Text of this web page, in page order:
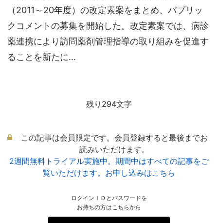
（2011～20年度）の改定素案をまとめ、パブリッ
クコメントの募集を開始した。改定素案では、病診
薬連携により訪問薬剤管理指導の取り組みを促進す
ることを新たに...
残り294文字
この記事は会員限定です。会員登録すると最後までお
読みいただけます。
2週間無料トライアル実施中。期間中はすべての記事をご
覧いただけます。お申し込みはこちら
ログインＩＤとパスワードを
お持ちの方はこちらから